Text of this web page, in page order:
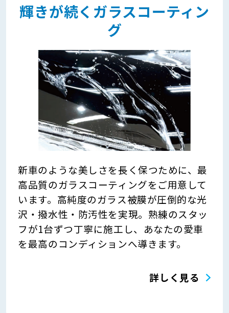
輝きが続くガラスコーティン
グ
新車のような美しさを長く保つために、最
高品質のガラスコーティングをご用意して
います。高純度のガラス被膜が圧倒的な光
沢・撥水性・防汚性を実現。熟練のスタッ
フが1台ずつ丁寧に施工し、あなたの愛車
を最高のコンディションへ導きます。
詳しく見る